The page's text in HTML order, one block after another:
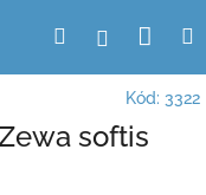
HledatPřihlášení
Kód: 3322
softis